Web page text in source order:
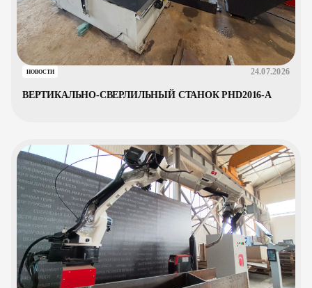
НОВОСТИ 24.07.2026
ВЕРТИКАЛЬНО-СВЕРЛИЛЬНЫЙ СТАНОК PHD2016-A